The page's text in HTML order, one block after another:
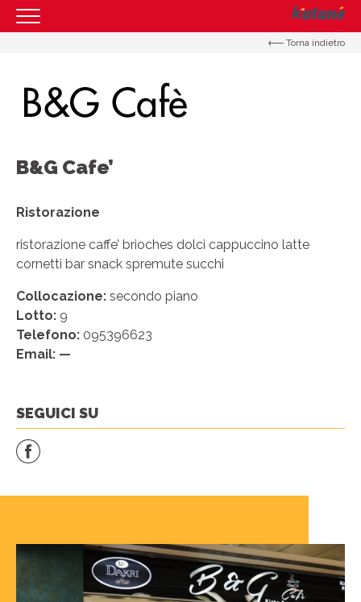
ORARI
PROMOZIONI
NEGOZI
SERVIZI
IL TUO BUSINESS AL CENTRO
CONTATTI
Torna indietro
B&G Cafe’
Ristorazione
ristorazione caffe’ brioches dolci cappuccino latte
cornetti bar snack spremute succhi
Collocazione: secondo piano
Lotto: 9
Telefono: 095396623
Email: —
SEGUICI SU